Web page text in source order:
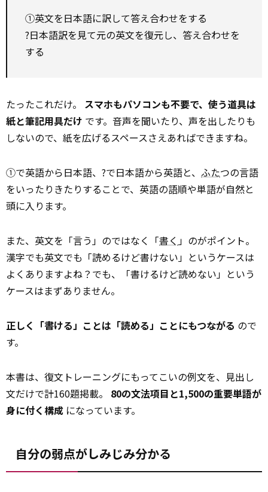
①英文を日本語に訳して答え合わせをする
?日本語訳を見て元の英文を復元し、答え合わせを
する
たったこれだけ。 スマホもパソコンも不要で、使う道具は
紙と筆記用具だけ です。音声を聞いたり、声を出したりも
しないので、紙を広げるスペースさえあればできますね。
①で英語から日本語、?で日本語から英語と、 ふたつの言語
をいったりきたりすることで、英語の語順や単語が自然と
頭に入ります。
また、英文を「言う」のではなく「書く 」のがポイント。
漢字でも英文でも「読めるけど書けない」というケースは
よくありますよね？でも、「書けるけど読めない」という
ケースはまずありません。
正しく「書ける」ことは「読める」ことにもつながる ので
す。
本書は、復文トレーニングにもってこいの例文を、見出し
文だけで計160題掲載。 80の文法項目と1,500の重要単語が
身に付く構成 になっています。
自分の弱点がしみじみ分かる